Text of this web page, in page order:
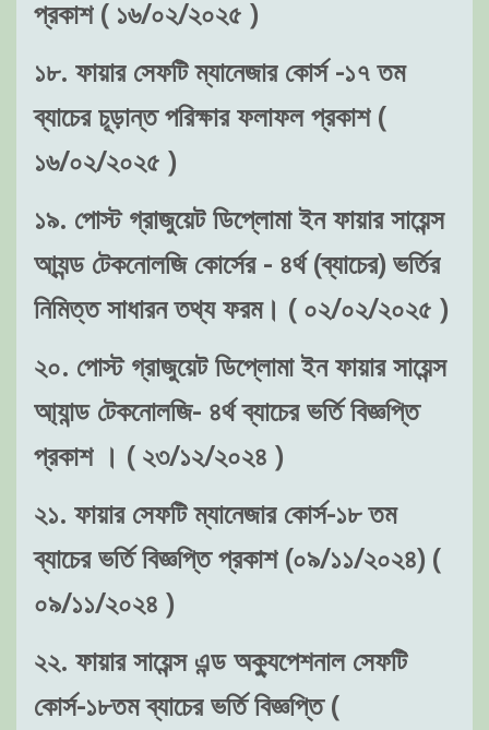
প্রকাশ ( ১৬/০২/২০২৫ )
১৮. ফায়ার সেফটি ম্যানেজার কোর্স -১৭ তম
ব্যাচের চূড়ান্ত পরিক্ষার ফলাফল প্রকাশ (
১৬/০২/২০২৫ )
১৯. পোস্ট গ্রাজুয়েট ডিপ্লোমা ইন ফায়ার সায়েন্স
আ্যন্ড টেকনোলজি কোর্সের - ৪র্থ (ব্যাচের) ভর্তির
নিমিত্ত সাধারন তথ্য ফরম। ( ০২/০২/২০২৫ )
২০. পোস্ট গ্রাজুয়েট ডিপ্লোমা ইন ফায়ার সায়েন্স
আ্যান্ড টেকনোলজি- ৪র্থ ব্যাচের ভর্তি বিজ্ঞপ্তি
প্রকাশ । ( ২৩/১২/২০২৪ )
২১. ফায়ার সেফটি ম্যানেজার কোর্স-১৮ তম
ব্যাচের ভর্তি বিজ্ঞপ্তি প্রকাশ (০৯/১১/২০২৪) (
০৯/১১/২০২৪ )
২২. ফায়ার সায়েন্স এন্ড অক্যুপেশনাল সেফটি
কোর্স-১৮তম ব্যাচের ভর্তি বিজ্ঞপ্তি (